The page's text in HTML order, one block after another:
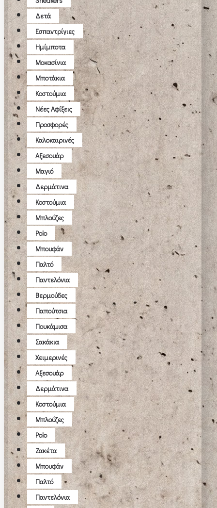
Δετά
Εσπαντρίγιες
Ημίμποτα
Μοκασίνια
Μποτάκια
Κοστούμια
Νέες Αφίξεις
Προσφορές
Καλοκαιρινές
Αξεσουάρ
Μαγιό
Δερμάτινα
Κοστούμια
Μπλούζες
Polo
Μπουφάν
Παλτό
Παντελόνια
Βερμούδες
Παπούτσια
Πουκάμισα
Σακάκια
Χειμερινές
Αξεσουάρ
Δερμάτινα
Κοστούμια
Μπλούζες
Polo
Ζακέτα
Μπουφάν
Παλτό
Παντελόνια